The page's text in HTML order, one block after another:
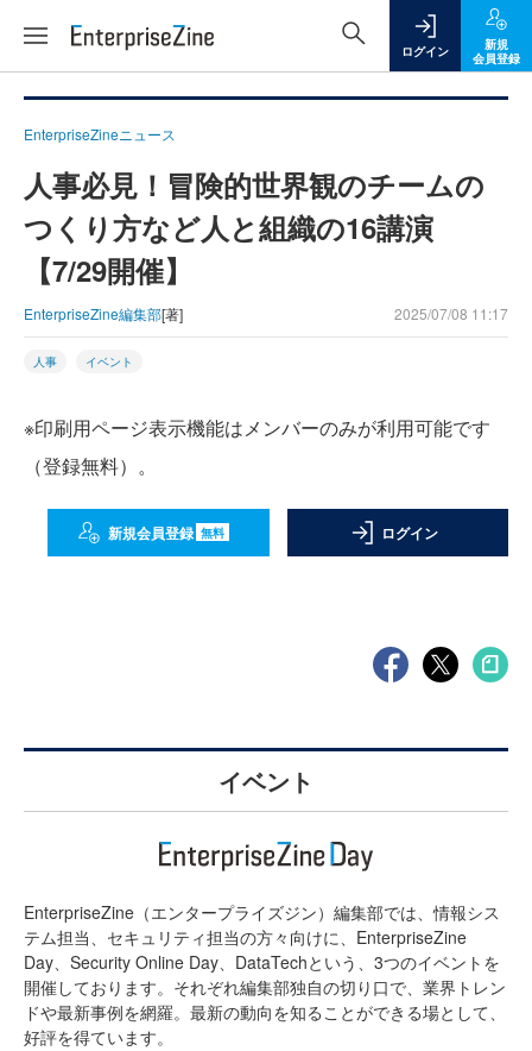
ログイン
新規
会員登録
EnterpriseZineニュース
人事必見！冒険的世界観のチームの
つくり方など人と組織の16講演
【7/29開催】
EnterpriseZine編集部[著] 2025/07/08 11:17
人事 イベント
※印刷用ページ表示機能はメンバーのみが利用可能です
（登録無料）。
新規会員登録 無料 ログイン
イベント
EnterpriseZine（エンタープライズジン）編集部では、情報シス
テム担当、セキュリティ担当の方々向けに、EnterpriseZine
Day、Security Online Day、DataTechという、3つのイベントを
開催しております。それぞれ編集部独自の切り口で、業界トレン
ドや最新事例を網羅。最新の動向を知ることができる場として、
好評を得ています。